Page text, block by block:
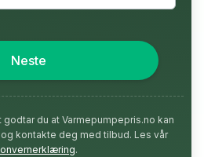
Neste
du at Varmepumpepris.no kan
kontakte deg med tilbud. Les vår
.